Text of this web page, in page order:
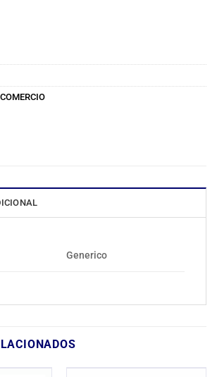
Generico